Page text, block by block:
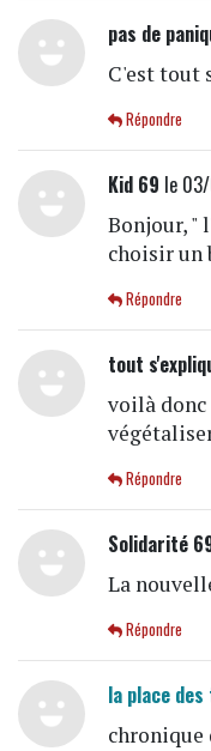
pas de
C'est tout
Répondre
Kid 69 le
Bonjour, "
choisir un
Répondre
tout
voilà
Répondre
Solidarité
La
Répondre
la place